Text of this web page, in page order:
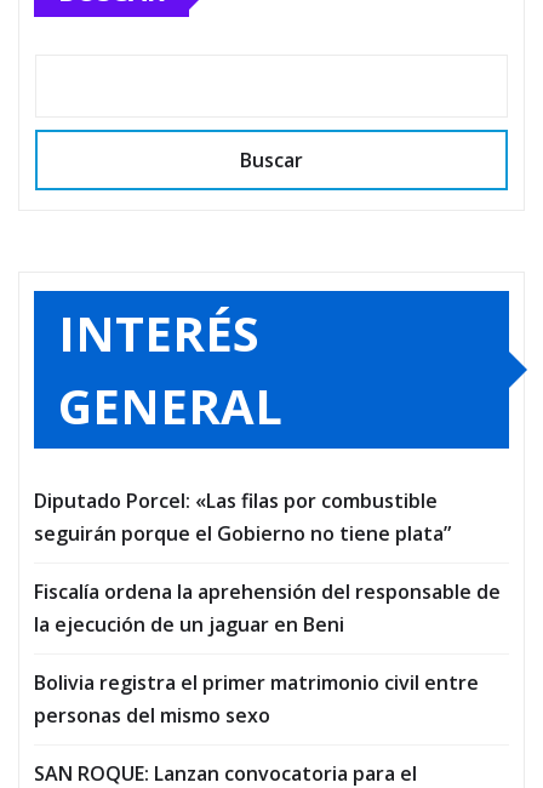
Buscar
INTERÉS
GENERAL
Diputado Porcel: «Las filas por combustible
seguirán porque el Gobierno no tiene plata”
Fiscalía ordena la aprehensión del responsable de
la ejecución de un jaguar en Beni
Bolivia registra el primer matrimonio civil entre
personas del mismo sexo
SAN ROQUE: Lanzan convocatoria para el